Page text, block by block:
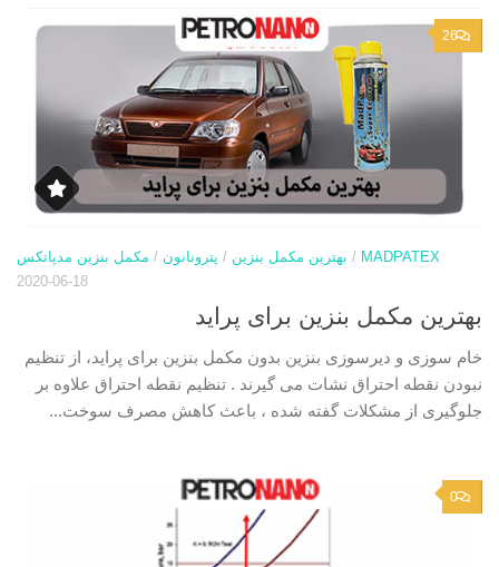
26
MADPATEX
/ بهترین مکمل بنزین / پترونانون / مکمل بنزین مدپاتکس
2020-06-18
بهترین مکمل بنزین برای پراید
خام سوزی و دیرسوزی بنزین بدون مکمل بنزین برای پراید، از تنظیم
نبودن نقطه احتراق نشات می گیرند . تنظیم نقطه احتراق علاوه بر
جلوگیری از مشکلات گفته شده ، باعث کاهش مصرف سوخت...
0